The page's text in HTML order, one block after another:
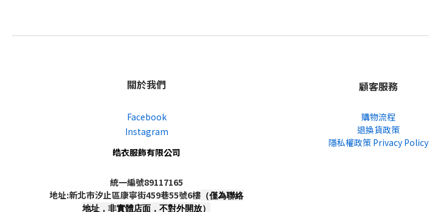
關於我們
Facebook
Instagram
皓衣服飾有限公司
統一編號89117165
地址:新北市汐止區康寧街459巷55號6樓 （僅為聯絡
地址，非實體店面，不對外開放）
顧客服務
購物流程
退換貨政策
隱私權政策 Privacy Policy